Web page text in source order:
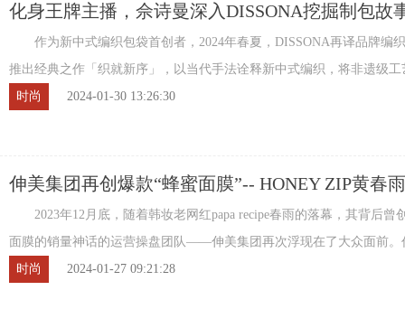
化身王牌主播，佘诗曼深入DISSONA挖掘制包故
作为新中式编织包袋首创者，2024年春夏，DISSONA再译品牌编
推出经典之作「织就新序」，以当代手法诠释新中式编织，将非遗级工
高度。 2023年1月6日-2023年1月28日，DI ...
时尚 2024-01-30 13:26:30
伸美集团再创爆款“蜂蜜面膜”-- HONEY ZIP黄春雨
2023年12月底，随着韩妆老网红papa recipe春雨的落幕，其背后曾
面膜的销量神话的运营操盘团队——伸美集团再次浮现在了大众面前。
先的护肤品企业，伸美集团在美妆护肤市 ...
时尚 2024-01-27 09:21:28